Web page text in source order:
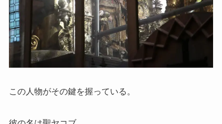
『レ・ミゼラブル』をもっと楽しむために
ブログ筆者イチオシの作家エミール・ゾラ
イギリス・ドイツ文学と歴史・文化
名作の宝庫・シェイクスピア
この人物がその鍵を握っている。